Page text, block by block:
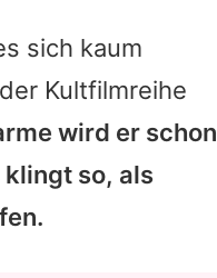
sich kaum
Kultfilmreihe
wird er schon
so, als